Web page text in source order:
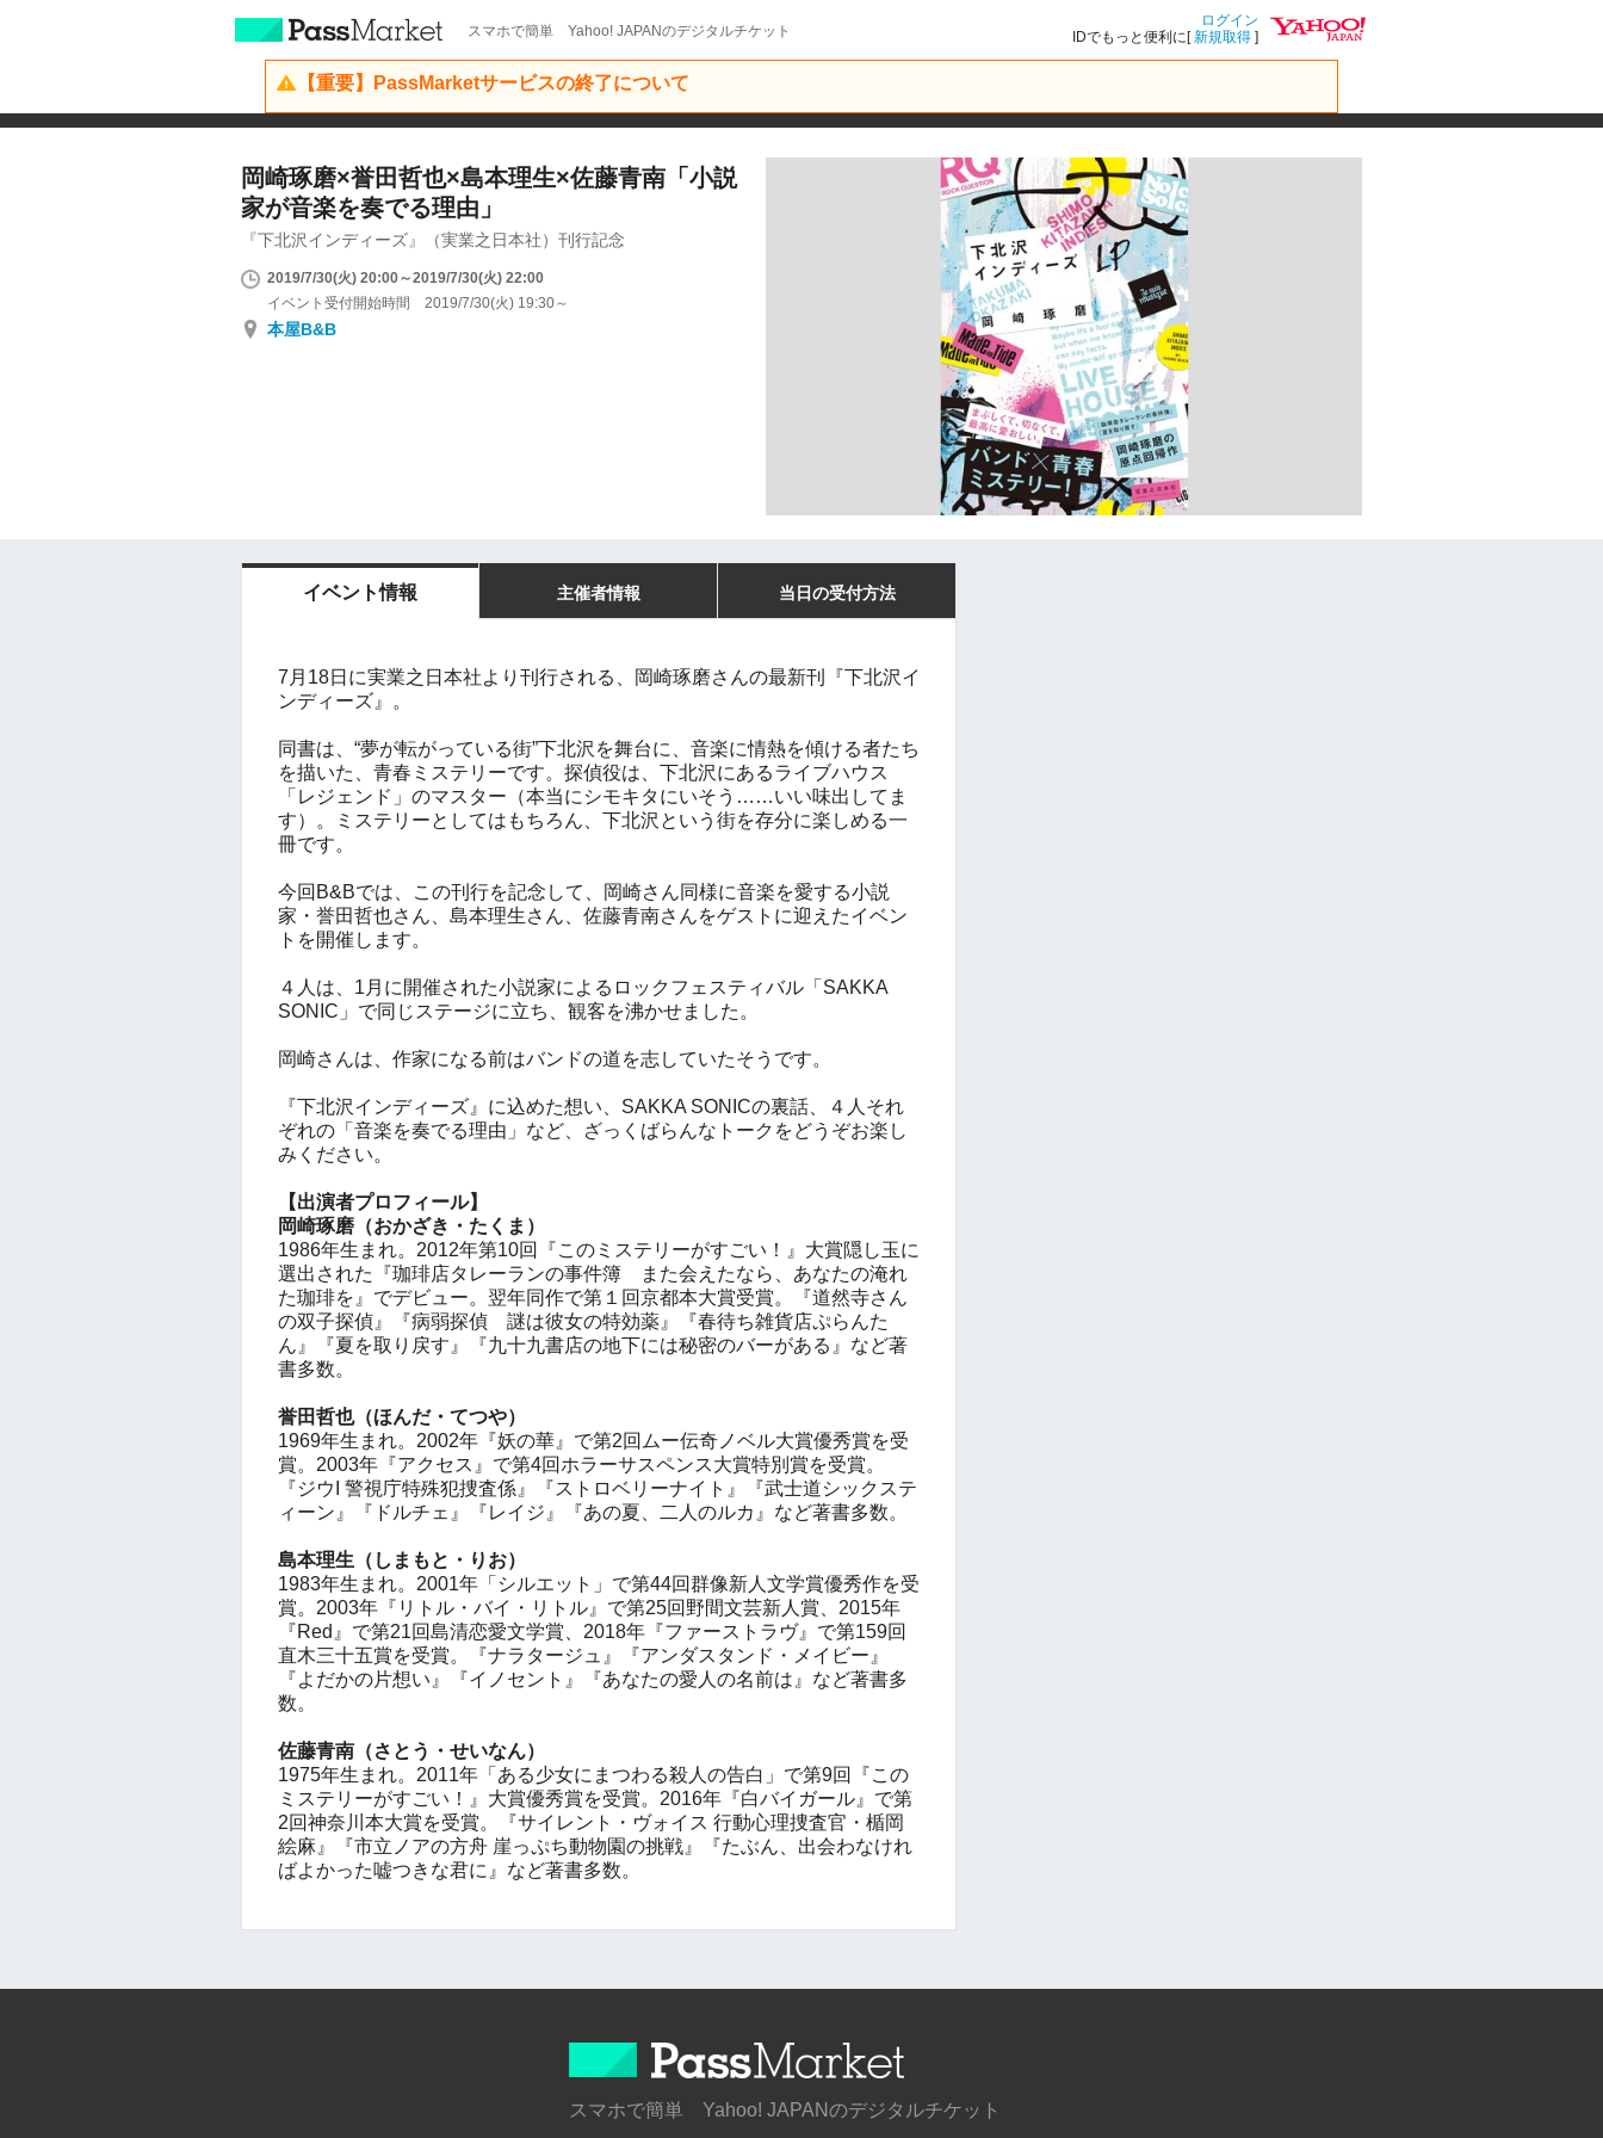
スマホで簡単 Yahoo! JAPANのデジタルチケット
ログイン
IDでもっと便利に[新規取得 ]
【重要】PassMarketサービスの終了について
岡崎琢磨×誉田哲也×島本理生×佐藤青南「小説
家が音楽を奏でる理由」
『下北沢インディーズ』（実業之日本社）刊行記念
2019/7/30(火) 20:00～2019/7/30(火) 22:00
イベント受付開始時間 2019/7/30(火) 19:30～
本屋B&B
イベント情報 主催者情報 当日の受付方法
7月18日に実業之日本社より刊行される、岡崎琢磨さんの最新刊『下北沢イ
ンディーズ』。
同書は、“夢が転がっている街”下北沢を舞台に、音楽に情熱を傾ける者たち
を描いた、青春ミステリーです。探偵役は、下北沢にあるライブハウス
「レジェンド」のマスター（本当にシモキタにいそう……いい味出してま
す）。ミステリーとしてはもちろん、下北沢という街を存分に楽しめる一
冊です。
今回B&Bでは、この刊行を記念して、岡崎さん同様に音楽を愛する小説
家・誉田哲也さん、島本理生さん、佐藤青南さんをゲストに迎えたイベン
トを開催します。
４人は、1月に開催された小説家によるロックフェスティバル「SAKKA
SONIC」で同じステージに立ち、観客を沸かせました。
岡崎さんは、作家になる前はバンドの道を志していたそうです。
『下北沢インディーズ』に込めた想い、SAKKA SONICの裏話、４人それ
ぞれの「音楽を奏でる理由」など、ざっくばらんなトークをどうぞお楽し
みください。
【出演者プロフィール】
岡崎琢磨（おかざき・たくま）
1986年生まれ。2012年第10回『このミステリーがすごい！』大賞隠し玉に
選出された『珈琲店タレーランの事件簿 また会えたなら、あなたの淹れ
た珈琲を』でデビュー。翌年同作で第１回京都本大賞受賞。『道然寺さん
の双子探偵』『病弱探偵 謎は彼女の特効薬』『春待ち雑貨店ぷらんた
ん』『夏を取り戻す』『九十九書店の地下には秘密のバーがある』など著
書多数。
誉田哲也（ほんだ・てつや）
1969年生まれ。2002年『妖の華』で第2回ムー伝奇ノベル大賞優秀賞を受
賞。2003年『アクセス』で第4回ホラーサスペンス大賞特別賞を受賞。
『ジウI 警視庁特殊犯捜査係』『ストロベリーナイト』『武士道シックステ
ィーン』『ドルチェ』『レイジ』『あの夏、二人のルカ』など著書多数。
島本理生（しまもと・りお）
1983年生まれ。2001年「シルエット」で第44回群像新人文学賞優秀作を受
賞。2003年『リトル・バイ・リトル』で第25回野間文芸新人賞、2015年
『Red』で第21回島清恋愛文学賞、2018年『ファーストラヴ』で第159回
直木三十五賞を受賞。『ナラタージュ』『アンダスタンド・メイビー』
『よだかの片想い』『イノセント』『あなたの愛人の名前は』など著書多
数。
佐藤青南（さとう・せいなん）
1975年生まれ。2011年「ある少女にまつわる殺人の告白」で第9回『この
ミステリーがすごい！』大賞優秀賞を受賞。2016年『白バイガール』で第
2回神奈川本大賞を受賞。『サイレント・ヴォイス 行動心理捜査官・楯岡
絵麻』『市立ノアの方舟 崖っぷち動物園の挑戦』『たぶん、出会わなけれ
ばよかった嘘つきな君に』など著書多数。
スマホで簡単 Yahoo! JAPANのデジタルチケット